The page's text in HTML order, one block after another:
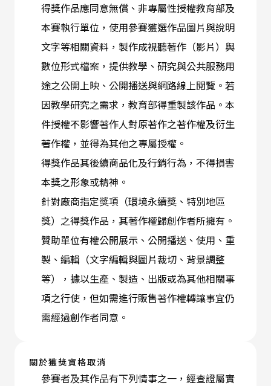
得獎作品應同意無償、非專屬性授權教育部及
本賽執行單位，使用參賽獲選作品圖片與說明
文字等相關資料，製作成視聽著作（影片）與
數位形式檔案，提供教學、研究與公共服務用
途之公開上映、公開播送與網路線上閱覽。若
因教學研究之需求，教育部得重製該作品。本
件授權不影響著作人對原著作之著作權及衍生
著作權，並得為其他之專屬授權。
得獎作品其後續商品化及行銷行為，不得損害
本獎之形象或精神。
針對廠商指定獎項（環境永續獎、特別地區
獎）之得獎作品，其著作權歸創作者所擁有。
贊助單位有權公開展示、公開播送、使用、重
製、編輯（文字編輯與圖片裁切、背景調整
等），據以生產、製造、出版或為其他相關事
項之行使，但如需進行販售著作權轉讓事宜仍
需經過創作者同意。
關於獲獎資格取消
參賽者及其作品有下列情事之一，經查證屬實